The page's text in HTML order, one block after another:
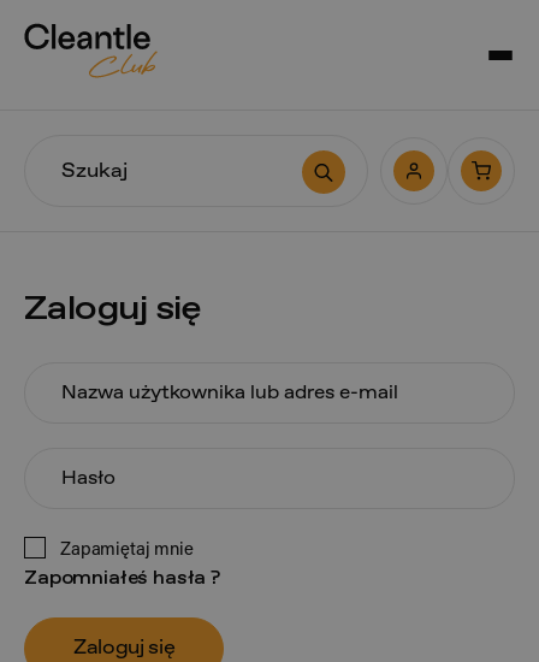
produktów
Zaloguj się
Zapamiętaj mnie
Zapomniałeś hasła ?
Zaloguj się